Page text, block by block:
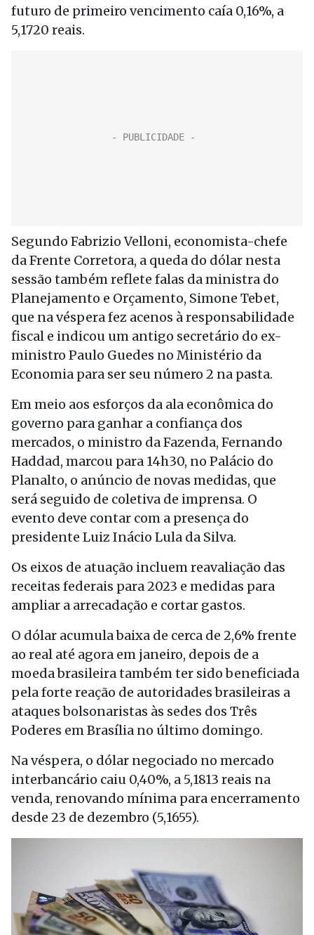
futuro de primeiro vencimento caía 0,16%, a
5,1720 reais.
Segundo Fabrizio Velloni, economista-chefe
da Frente Corretora, a queda do dólar nesta
sessão também reflete falas da ministra do
Planejamento e Orçamento, Simone Tebet,
que na véspera fez acenos à responsabilidade
fiscal e indicou um antigo secretário do ex-
ministro Paulo Guedes no Ministério da
Economia para ser seu número 2 na pasta.
Em meio aos esforços da ala econômica do
governo para ganhar a confiança dos
mercados, o ministro da Fazenda, Fernando
Haddad, marcou para 14h30, no Palácio do
Planalto, o anúncio de novas medidas, que
será seguido de coletiva de imprensa. O
evento deve contar com a presença do
presidente Luiz Inácio Lula da Silva.
Os eixos de atuação incluem reavaliação das
receitas federais para 2023 e medidas para
ampliar a arrecadação e cortar gastos.
O dólar acumula baixa de cerca de 2,6% frente
ao real até agora em janeiro, depois de a
moeda brasileira também ter sido beneficiada
pela forte reação de autoridades brasileiras a
ataques bolsonaristas às sedes dos Três
Poderes em Brasília no último domingo.
Na véspera, o dólar negociado no mercado
interbancário caiu 0,40%, a 5,1813 reais na
venda, renovando mínima para encerramento
desde 23 de dezembro (5,1655).